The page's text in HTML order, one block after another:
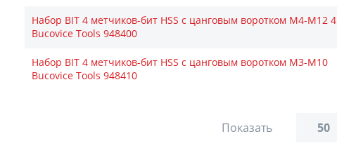
Набор BIT 4 метчиков-бит HSS с цанговым воротком M4-M12 4
Bucovice Tools 948400
Набор BIT 4 метчиков-бит HSS с цанговым воротком М3-М10
Bucovice Tools 948410
Показать 50